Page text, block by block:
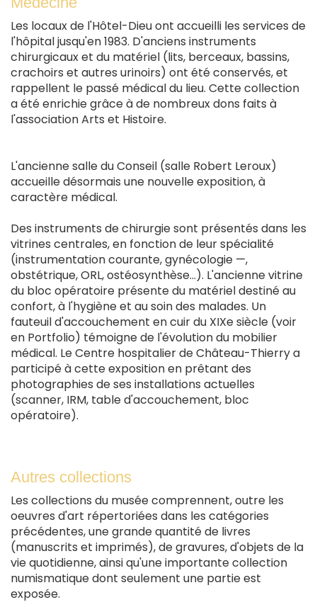
Les locaux de l'Hôtel-Dieu ont accueilli les services de
l'hôpital jusqu'en 1983. D'anciens instruments
chirurgicaux et du matériel (lits, berceaux, bassins,
crachoirs et autres urinoirs) ont été conservés, et
rappellent le passé médical du lieu. Cette collection
a été enrichie grâce à de nombreux dons faits à
l'association Arts et Histoire.
L'ancienne salle du Conseil (salle Robert Leroux)
accueille désormais une nouvelle exposition, à
caractère médical.
Des instruments de chirurgie sont présentés dans les
vitrines centrales, en fonction de leur spécialité
(instrumentation courante, gynécologie —,
obstétrique, ORL, ostéosynthèse...). L'ancienne vitrine
du bloc opératoire présente du matériel destiné au
confort, à l'hygiène et au soin des malades. Un
fauteuil d'accouchement en cuir du XIXe siècle (voir
en Portfolio) témoigne de l'évolution du mobilier
médical. Le Centre hospitalier de Château-Thierry a
participé à cette exposition en prêtant des
photographies de ses installations actuelles
(scanner, IRM, table d'accouchement, bloc
opératoire).
Autres collections
Les collections du musée comprennent, outre les
oeuvres d'art répertoriées dans les catégories
précédentes, une grande quantité de livres
(manuscrits et imprimés), de gravures, d'objets de la
vie quotidienne, ainsi qu'une importante collection
numismatique dont seulement une partie est
exposée.